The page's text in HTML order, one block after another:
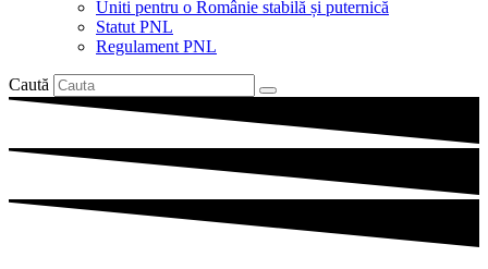
Uniti pentru o Românie stabilă și puternică
Statut PNL
Regulament PNL
Caută